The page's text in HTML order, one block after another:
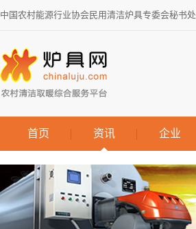
中国农村能源行业协会民用清洁炉具专委会秘书处
首页 资讯 企业